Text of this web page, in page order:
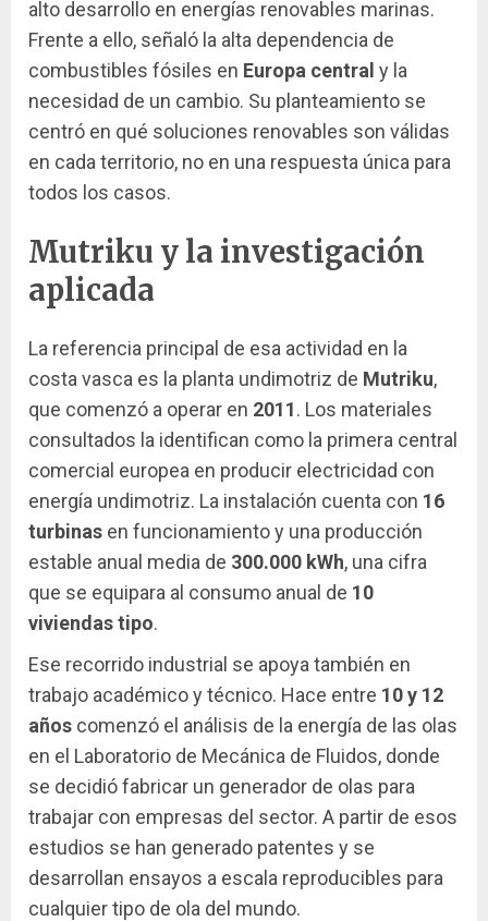
alto desarrollo en energías renovables marinas.
Frente a ello, señaló la alta dependencia de
combustibles fósiles en Europa central y la
necesidad de un cambio. Su planteamiento se
centró en qué soluciones renovables son válidas
en cada territorio, no en una respuesta única para
todos los casos.
Mutriku y la investigación
aplicada
La referencia principal de esa actividad en la
costa vasca es la planta undimotriz de Mutriku,
que comenzó a operar en 2011. Los materiales
consultados la identifican como la primera central
comercial europea en producir electricidad con
energía undimotriz. La instalación cuenta con 16
turbinas en funcionamiento y una producción
estable anual media de 300.000 kWh, una cifra
que se equipara al consumo anual de 10
viviendas tipo.
Ese recorrido industrial se apoya también en
trabajo académico y técnico. Hace entre 10 y 12
años comenzó el análisis de la energía de las olas
en el Laboratorio de Mecánica de Fluidos, donde
se decidió fabricar un generador de olas para
trabajar con empresas del sector. A partir de esos
estudios se han generado patentes y se
desarrollan ensayos a escala reproducibles para
cualquier tipo de ola del mundo.